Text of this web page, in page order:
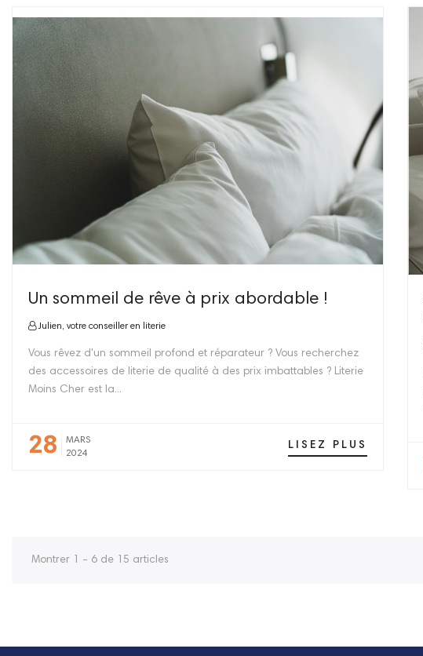
Un sommeil de rêve à prix abordable !
Julien, votre conseiller en literie
Vous rêvez d'un sommeil profond et réparateur ? Vous recherchez
des accessoires de literie de qualité à des prix imbattables ? Literie
Moins Cher est la...
28
MARS
2024
LISEZ PLUS
Montrer 1 - 6 de 15 articles